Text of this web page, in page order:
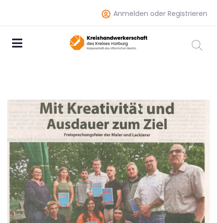
Anmelden oder Registrieren